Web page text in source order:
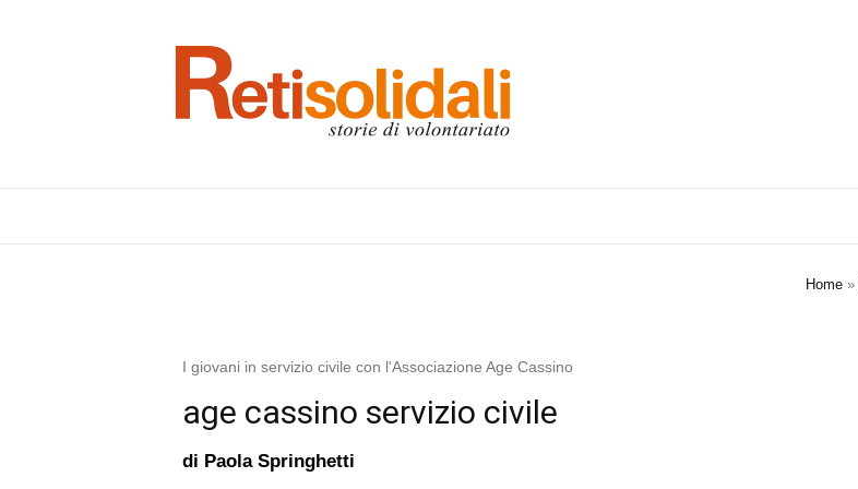
Home »
I giovani in servizio civile con l'Associazione Age Cassino
age cassino servizio civile
di Paola Springhetti